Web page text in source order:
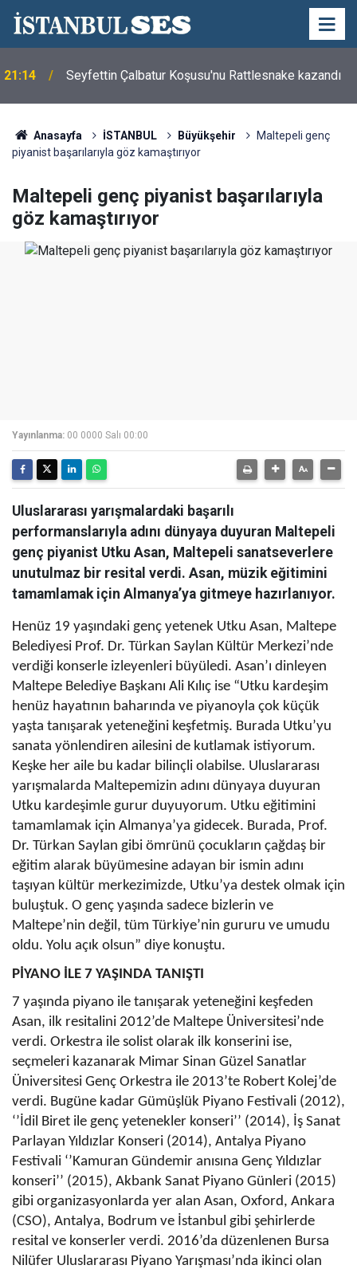
21:14 Seyfettin Çalbatur Koşusu'nu Rattlesnake kazandı
Anasayfa İSTANBUL Büyükşehir
Maltepeli genç
piyanist başarılarıyla göz kamaştırıyor
Maltepeli genç piyanist başarılarıyla
göz kamaştırıyor
Yayınlanma: 00 0000 Salı 00:00
Uluslararası yarışmalardaki başarılı
performanslarıyla adını dünyaya duyuran Maltepeli
genç piyanist Utku Asan, Maltepeli sanatseverlere
unutulmaz bir resital verdi. Asan, müzik eğitimini
tamamlamak için Almanya’ya gitmeye hazırlanıyor.
Henüz 19 yaşındaki genç yetenek Utku Asan, Maltepe
Belediyesi Prof. Dr. Türkan Saylan Kültür Merkezi’nde
verdiği konserle izleyenleri büyüledi. Asan’ı dinleyen
Maltepe Belediye Başkanı Ali Kılıç ise “Utku kardeşim
henüz hayatının baharında ve piyanoyla çok küçük
yaşta tanışarak yeteneğini keşfetmiş. Burada Utku’yu
sanata yönlendiren ailesini de kutlamak istiyorum.
Keşke her aile bu kadar bilinçli olabilse. Uluslararası
yarışmalarda Maltepemizin adını dünyaya duyuran
Utku kardeşimle gurur duyuyorum. Utku eğitimini
tamamlamak için Almanya’ya gidecek. Burada, Prof.
Dr. Türkan Saylan gibi ömrünü çocukların çağdaş bir
eğitim alarak büyümesine adayan bir ismin adını
taşıyan kültür merkezimizde, Utku’ya destek olmak için
buluştuk. O genç yaşında sadece bizlerin ve
Maltepe’nin değil, tüm Türkiye’nin gururu ve umudu
oldu. Yolu açık olsun” diye konuştu.
PİYANO İLE 7 YAŞINDA TANIŞTI
7 yaşında piyano ile tanışarak yeteneğini keşfeden
Asan, ilk resitalini 2012’de Maltepe Üniversitesi’nde
verdi. Orkestra ile solist olarak ilk konserini ise,
seçmeleri kazanarak Mimar Sinan Güzel Sanatlar
Üniversitesi Genç Orkestra ile 2013’te Robert Kolej’de
verdi. Bugüne kadar Gümüşlük Piyano Festivali (2012),
‘’İdil Biret ile genç yetenekler konseri’’ (2014), İş Sanat
Parlayan Yıldızlar Konseri (2014), Antalya Piyano
Festivali ‘’Kamuran Gündemir anısına Genç Yıldızlar
konseri’’ (2015), Akbank Sanat Piyano Günleri (2015)
gibi organizasyonlarda yer alan Asan, Oxford, Ankara
(CSO), Antalya, Bodrum ve İstanbul gibi şehirlerde
resital ve konserler verdi. 2016’da düzenlenen Bursa
Nilüfer Uluslararası Piyano Yarışması’nda ikinci olan